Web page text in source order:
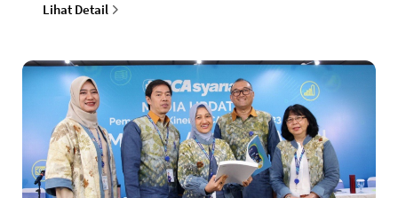
Lihat Detail